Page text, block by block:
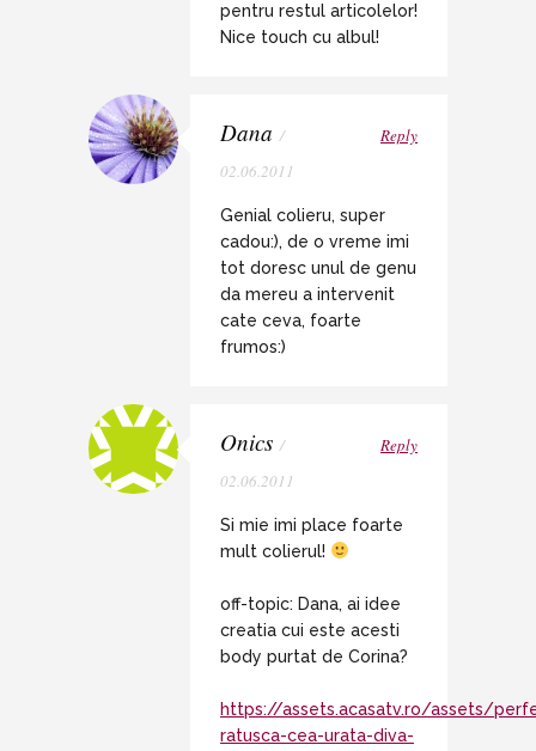
pentru restul articolelor!
Nice touch cu albul!
Dana /
02.06.2011
Reply
Genial colieru, super
cadou:), de o vreme imi
tot doresc unul de genu
da mereu a intervenit
cate ceva, foarte
frumos:)
Onics /
02.06.2011
Reply
Si mie imi place foarte
mult colierul!
off-topic: Dana, ai idee
creatia cui este acesti
body purtat de Corina?
https://assets.acasatv.ro/assets/
ratusca-cea-urata-diva-